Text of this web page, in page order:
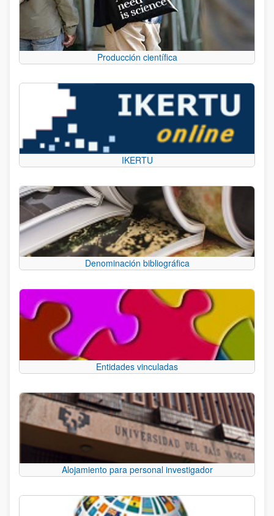
Producción científica
IKERTU
Denominación bibliográfica
Entidades vinculadas
Alojamiento para personal investigador